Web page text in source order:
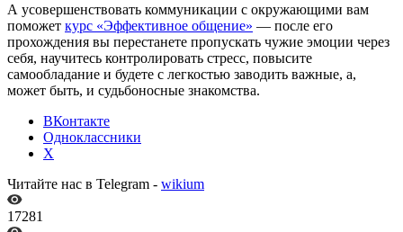
А усовершенствовать коммуникации с окружающими вам
поможет курс «Эффективное общение» — после его
прохождения вы перестанете пропускать чужие эмоции через
себя, научитесь контролировать стресс, повысите
самообладание и будете с легкостью заводить важные, а,
может быть, и судьбоносные знакомства.
ВКонтакте
Одноклассники
X
Читайте нас в Telegram - wikium
17281